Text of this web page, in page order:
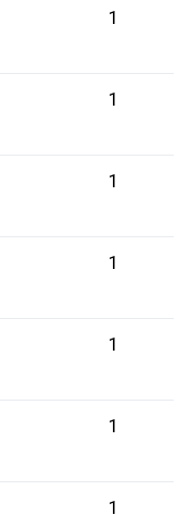
1
1
1
1
1
1
1